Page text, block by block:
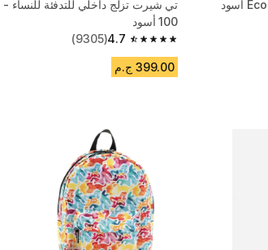
100 أسود
4.7
4.7 out of 5 stars from 9305 reviews
(9305)
399.00 ج.م